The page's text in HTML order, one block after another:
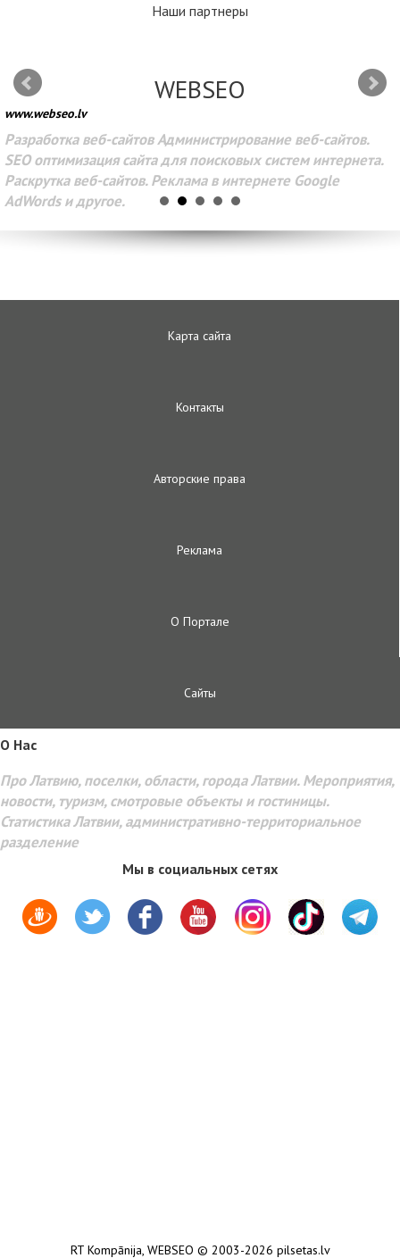
Наши партнеры
WEBSEO
www.webseo.lv
Разработка веб-сайтов Администрирование веб-сайтов.
SEO оптимизация сайта для поисковых систем интернета.
Раскрутка веб-сайтов. Реклама в интернете Google
AdWords и другое.
Карта сайта
Контакты
Авторские права
Реклама
О Портале
Сайты
O Hac
Про Латвию, поселки, области, города Латвии. Мероприятия,
новости, туризм, смотровые объекты и гостиницы.
Статистика Латвии, административно-территориальное
разделение
Мы в социальных сетях
RT Kompānija WEBSEO © 2003-2026 pilsetas.lv